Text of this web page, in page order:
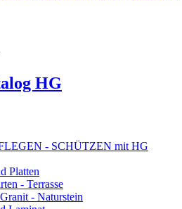
HG
- SCHÜTZEN mit HG
Platten
- Terrasse
- Naturstein